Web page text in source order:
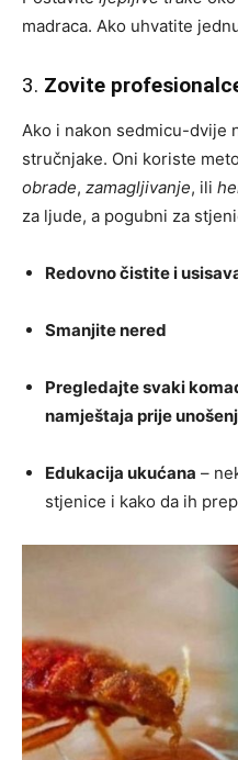
madraca. Ako uhvatite
3. Zovite
Ako i nakon sedmicu-dvije
stručnjake. Oni koriste
obrade, zamagljivanje, ili
za ljude, a pogubni za
Redovno čistite i
Smanjite nered
Pregledajte svaki
namještaja prije
Edukacija ukućana –
stjenice i kako da ih